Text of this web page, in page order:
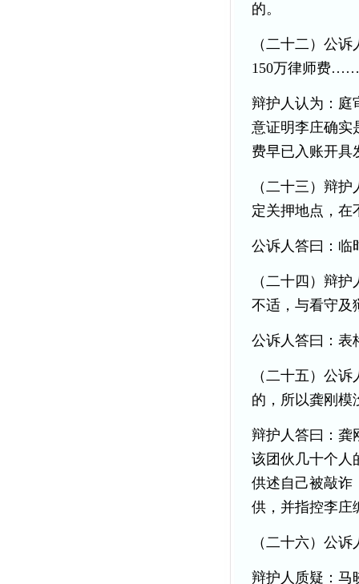
的。
（二十二）公
150万律师费……
辩护人认为：庭
意证明李庄确实
费早已入账开具
（二十三）辩
定关押地点，在
公诉人答曰：临
（二十四）辩
不适，与看守及
公诉人答曰：表
（二十五）公
的，所以龚刚模
辩护人答曰：龚
该团伙几十个人
供述自己被敲诈
供，并指控李庄
（二十六）公
辩护人质疑：马